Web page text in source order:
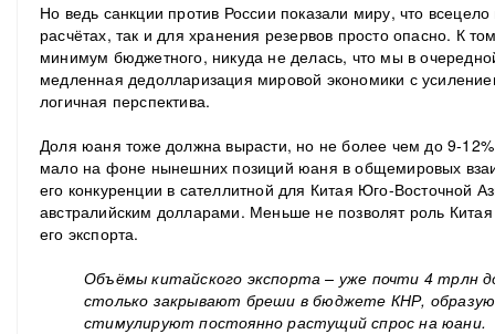
Но ведь санкции против России показали миру, что
расчётах, так и для хранения резервов просто опасно. К
минимум бюджетного, никуда не делась, что мы в
медленная дедолларизация мировой экономики с
логичная перспектива.
Доля юаня тоже должна вырасти, но не более чем до 9-
мало на фоне нынешних позиций юаня в общемировых
его конкуренции в сателлитной для Китая Юго-Восточной
австралийским долларами. Меньше не позволят роль
его экспорта.
Объёмы китайского экспорта – уже почти 4 трлн
столько закрывают бреши в бюджете КНР,
стимулируют постоянно растущий спрос на юани.